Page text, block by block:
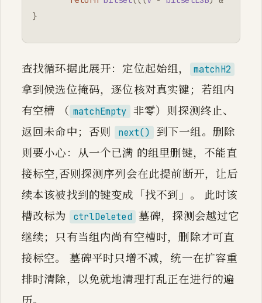
}
查找循环据此展开：定位起始组， matchH2
拿到候选位掩码，逐位核对真实键；若组内
有空槽 （ matchEmpty 非零）则探测终止、
返回未命中；否则
next() 到下一组。删除
则要小心：从一个已满 的组里删键，不能直
接标空,否则探测序列会在此提前断开，让后
续本该被找到的键变成「找不到」。 此时该
槽改标为
ctrlDeleted 墓碑，探测会越过它
继续；只有当组内尚有空槽时，删除才可直
接标空。 墓碑平时只增不减，统一在扩容重
排时清除，以免就地清理打乱正在进行的遍
历。